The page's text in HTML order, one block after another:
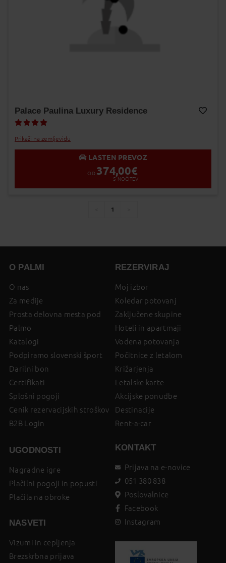
Palace Paulina Luxury Residence
Prikaži na zemljevidu
LASTEN PREVOZ
OD 374,00€
5 NOČITEV
You're
1
O PALMI
O nas
Za medije
Prosta delovna mesta pod
Palmo
Katalogi
Podpiramo slovenski šport
Darilni bon
Certifikati
Splošni pogoji
Cenik rezervacijskih stroškov
B2B Login
UGODNOSTI
Nagradne igre
Plačilni pogoji in popusti
Plačila na obroke
NASVETI
Vizumi in cepljenja
Brezskrbna prijava
REZERVIRAJ
Moj izbor
Koledar potovanj
Zaključene skupine
Hoteli in apartmaji
Vodena potovanja
Počitnice z letalom
Križarjenja
Letalske karte
Akcijske ponudbe
Destinacije
Rent-a-car
KONTAKT
Prijava na e-novice
051 380 838
Poslovalnice
Facebook
Instagram